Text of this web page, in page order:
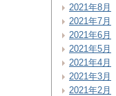
2021年8月
2021年7月
2021年6月
2021年5月
2021年4月
2021年3月
2021年2月